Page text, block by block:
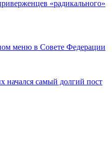
«радикального»
меню в Совете Федерации
начался самый долгий пост